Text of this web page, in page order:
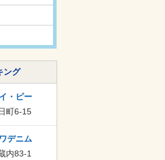
ング
・ピー
町6-15
デニム
内83-1